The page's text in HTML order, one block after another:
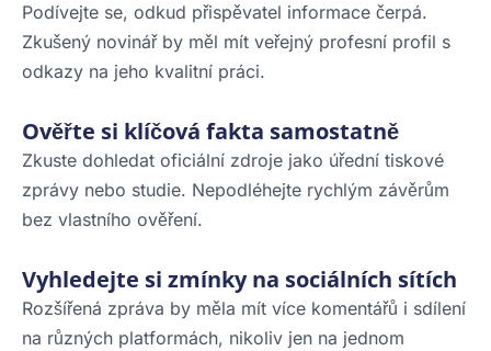
Podívejte se, odkud přispěvatel informace čerpá.
Zkušený novinář by měl mít veřejný profesní profil s
odkazy na jeho kvalitní práci.
Ověřte si klíčová fakta samostatně
Zkuste dohledat oficiální zdroje jako úřední tiskové
zprávy nebo studie. Nepodléhejte rychlým závěrům
bez vlastního ověření.
Vyhledejte si zmínky na sociálních sítích
Rozšířená zpráva by měla mít více komentářů i sdílení
na různých platformách, nikoliv jen na jednom